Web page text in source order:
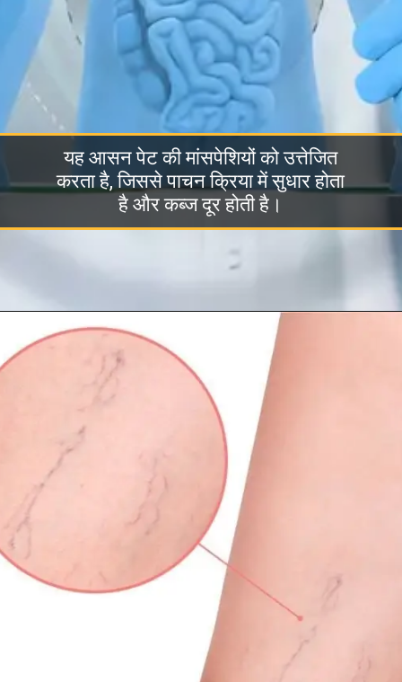
यह आसन पेट की मांसपेशियों को उत्तेजित
करता है, जिससे पाचन क्रिया में सुधार होता
है और कब्ज दूर होती है।